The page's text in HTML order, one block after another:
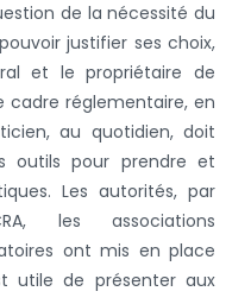
de la nécessité du
justifier ses choix,
et le propriétaire de
cadre réglementaire, en
au quotidien, doit
outils pour prendre et
Les autorités, par
les associations
ont mis en place
utile de présenter aux